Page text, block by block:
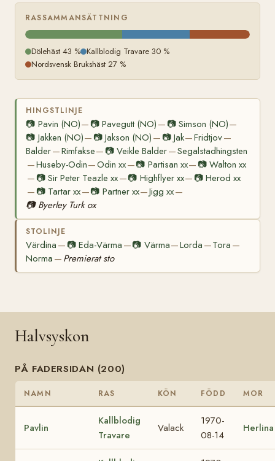
RASSAMMANSÄTTNING
Dölehäst 43 % Kallblodig Travare 30 %
Nordsvensk Brukshäst 27 %
HINGSTLINJE
📷 Pavin (NO)— 📷Pavegutt (NO) — 📷 Simson (NO)—
📷 Jakken (NO)— 📷Jakson (NO) — 📷Jak—Fridtjov—
Balder—Rimfakse— 📷Veikle Balder—Segalstadhingsten
—Huseby-Odin—Odin xx—📷 Partisan xx— 📷Walton xx
— 📷Sir Peter Teazle xx—📷 Highflyer xx— 📷Herod xx
— 📷 Tartar xx—📷 Partner xx—Jigg xx—
📷 Byerley Turk ox
STOLINJE
Värdina — 📷Eda-Värma —📷 Värma—Lorda —Tora —
Norma — Premierat sto
Halvsyskon
PÅ FADERSIDAN (200)
NAMN RAS KÖN FÖDD MOR
Pavlin
Kallblodig
Travare
Valack
1970-
08-14
Herlina